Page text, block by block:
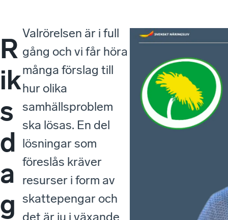
R
ik
s
d
a
g
Valrörelsen är i full
gång och vi får höra
många förslag till
hur olika
samhällsproblem
ska lösas. En del
lösningar som
föreslås kräver
resurser i form av
skattepengar och
det är ju i växande